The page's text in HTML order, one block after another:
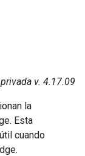
v. 4.17.09
la
Esta
cuando